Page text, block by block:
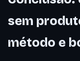
sem
método e